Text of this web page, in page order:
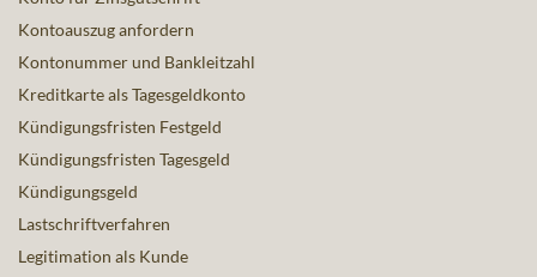
Kontoauszug anfordern
Kontonummer und Bankleitzahl
Kreditkarte als Tagesgeldkonto
Kündigungsfristen Festgeld
Kündigungsfristen Tagesgeld
Kündigungsgeld
Lastschriftverfahren
Legitimation als Kunde